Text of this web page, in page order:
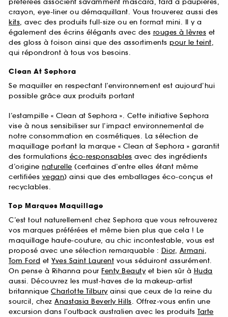
préférées associent savamment mascara, fard à paupières,
crayon, eye-liner ou démaquillant. Vous trouverez aussi des
kits, avec des produits full-size ou en format mini. Il y a
également des écrins élégants avec des rouges à lèvres et
des gloss à foison ainsi que des assortiments pour le teint,
qui répondront à tous vos besoins.
Clean At Sephora
Se maquiller en respectant l’environnement est aujourd’hui
possible grâce aux produits portant
l’estampille « Clean at Sephora ». Cette initiative Sephora
vise à nous sensibiliser sur l’impact environnemental de
notre consommation en cosmétiques. La sélection de
maquillage portant la marque « Clean at Sephora » garantit
des formulations éco-responsables avec des ingrédients
d’origine naturelle (certaines d’entre elles étant même
certifiées vegan) ainsi que des emballages éco-conçus et
recyclables.
Top Marques Maquillage
C’est tout naturellement chez Sephora que vous retrouverez
vos marques préférées et même bien plus que cela ! Le
maquillage haute-couture, au chic incontestable, vous est
proposé avec une sélection remarquable : Dior, Armani,
Tom Ford et Yves Saint Laurent vous séduiront assurément.
On pense à Rihanna pour Fenty Beautyet bien sûr à Huda
aussi. Découvrez les must-haves de la makeup-artist
britannique Charlotte Tilburyainsi que ceux de la reine du
sourcil, chez Anastasia Beverly Hills. Offrez-vous enfin une
excursion dans l’outback australien avec les produits Tarte